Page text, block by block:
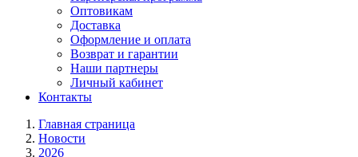
Оптовикам
Доставка
Оформление и оплата
Возврат и гарантии
Наши партнеры
Личный кабинет
Контакты
Главная страница
Новости
2026